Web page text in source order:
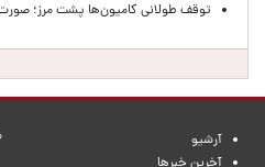
توقف طولانی کامیون‌ها پشت مرز؛
آرشیو